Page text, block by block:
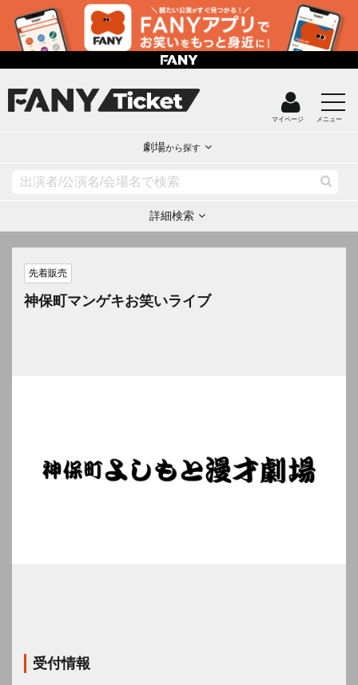
マイページ メニュー
劇場から探す
詳細検索
先着販売
神保町マンゲキお笑いライブ
受付情報